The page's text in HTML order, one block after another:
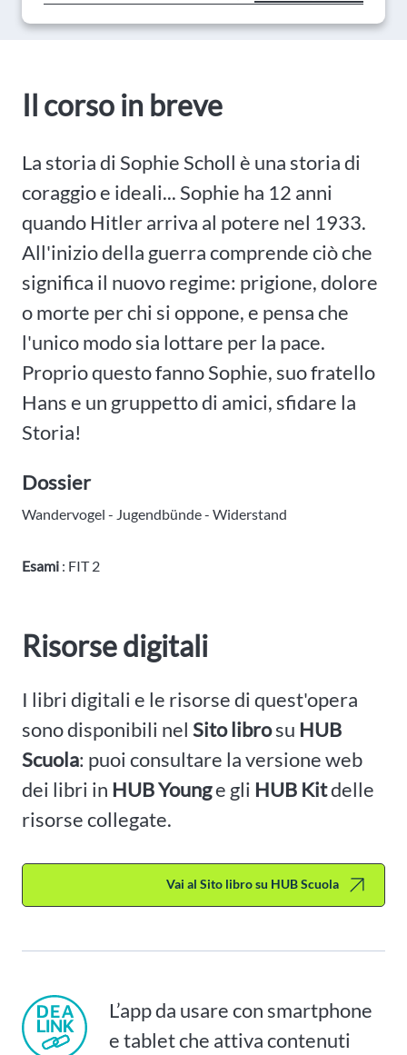
Il corso in breve
La storia di Sophie Scholl è una storia di
coraggio e ideali... Sophie ha 12 anni
quando Hitler arriva al potere nel 1933.
All'inizio della guerra comprende ciò che
significa il nuovo regime: prigione, dolore
o morte per chi si oppone, e pensa che
l'unico modo sia lottare per la pace.
Proprio questo fanno Sophie, suo fratello
Hans e un gruppetto di amici, sfidare la
Storia!
Dossier
Wandervogel - Jugendbünde - Widerstand
Esami : FIT 2
Risorse digitali
I libri digitali e le risorse di quest'opera
sono disponibili nel Sito librosu HUB
Scuola: puoi consultare la versione web
dei libri in HUB Younge gli HUB Kitdelle
risorse collegate.
Vai al Sito libro su HUB Scuola
L’app da usare con smartphone
e tablet che attiva contenuti